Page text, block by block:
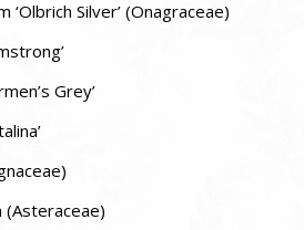
‘Olbrich Silver’ (Onagraceae)
Grey’
(Asteraceae)